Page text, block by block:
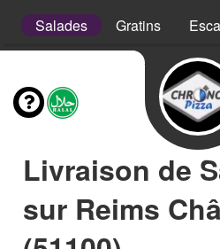
Salades Gratins
Livraison de
sur Reims